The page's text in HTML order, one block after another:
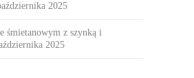
2025
śmietanowym z szynką i
2025